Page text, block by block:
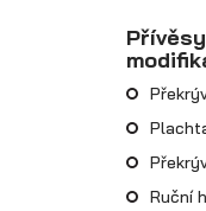
Ruční